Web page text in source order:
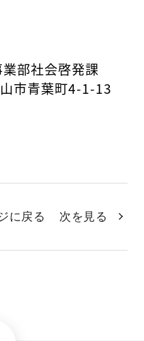
部社会啓発課
市青葉町4-1-13
に戻る 次を見る